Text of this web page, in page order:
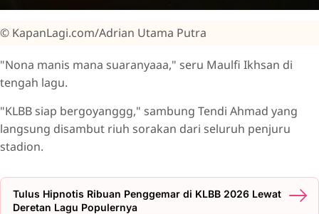
© KapanLagi.com/Adrian Utama Putra
"Nona manis mana suaranyaaa," seru Maulfi Ikhsan di
tengah lagu.
"KLBB siap bergoyanggg," sambung Tendi Ahmad yang
langsung disambut riuh sorakan dari seluruh penjuru
stadion.
Tulus Hipnotis Ribuan Penggemar di KLBB 2026 Lewat
Deretan Lagu Populernya